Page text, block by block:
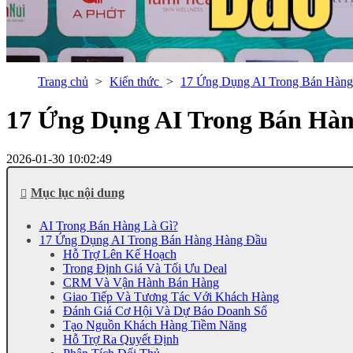
Trang chủ Kiến thức 17 Ứng Dụng AI Trong Bán
17 Ứng Dụng AI Trong Bán
2026-01-30 10:02:49
Mục lục nội dung
AI Trong Bán Hàng Là Gì?
17 Ứng Dụng AI Trong Bán Hàng Hàng Đầu
Hỗ Trợ Lên Kế Hoạch
Trong Định Giá Và Tối Ưu Deal
CRM Và Vận Hành Bán Hàng
Giao Tiếp Và Tương Tác Với Khách Hàng
Đánh Giá Cơ Hội Và Dự Báo Doanh Số
Tạo Nguồn Khách Hàng Tiềm Năng
Hỗ Trợ Ra Quyết Định